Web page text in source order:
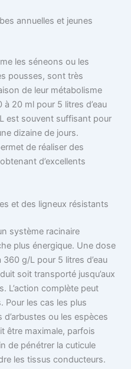
annuelles et jeunes
les séneons ou les
pousses, sont très
de leur métabolisme
20 ml pour 5 litres d’eau
est souvent suffisant pour
dizaine de jours.
de réaliser des
d’excellents
et des ligneux résistants
système racinaire
plus énergique. Une dose
g/L pour 5 litres d’eau
soit transporté jusqu’aux
L’action complète peut
Pour les cas les plus
ou les espèces
être maximale, parfois
de pénétrer la cuticule
les tissus conducteurs.